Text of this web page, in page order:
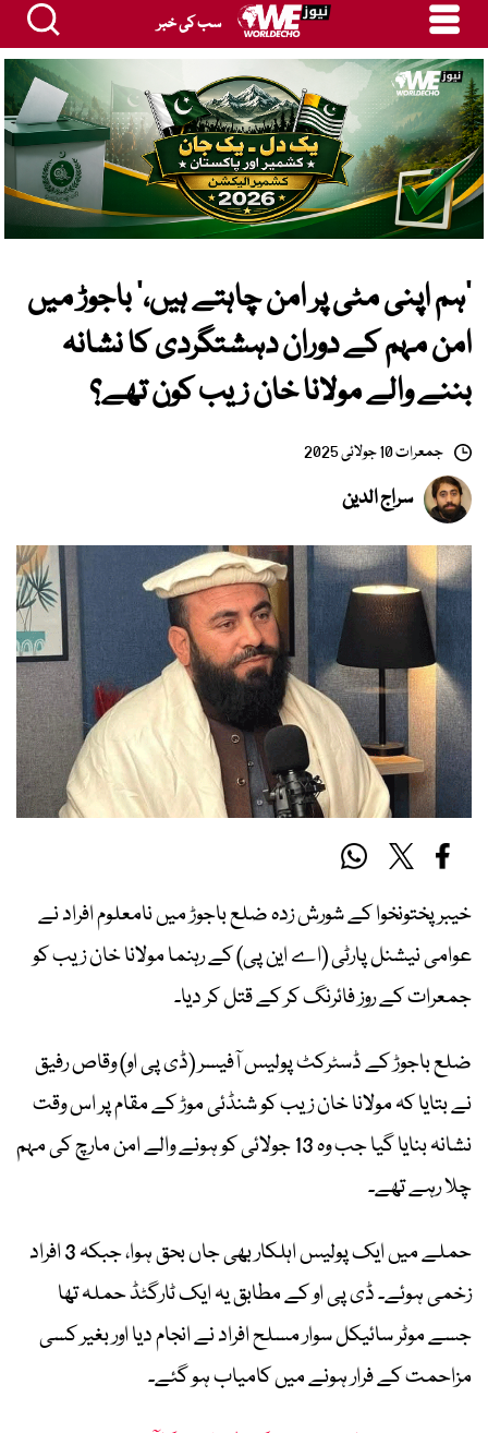
سب کی خبر
‘ہم اپنی مٹی پر امن چاہتے ہیں،’ باجوڑ میں
امن مہم کے دوران دہشتگردی کا نشانہ
بننے والے مولانا خان زیب کون تھے؟
جمعرات 10 جولائی 2025
سراج الدین
خیبر پختونخوا کے شورش زدہ ضلع باجوڑ میں نامعلوم افراد نے
عوامی نیشنل پارٹی (اے این پی) کے رہنما مولانا خان زیب کو
جمعرات کے روز فائرنگ کر کے قتل کر دیا۔
ضلع باجوڑ کے ڈسٹرکٹ پولیس آفیسر (ڈی پی او) وقاص رفیق
نے بتایا کہ مولانا خان زیب کو شنڈئی موڑ کے مقام پر اس وقت
نشانہ بنایا گیا جب وہ 13 جولائی کو ہونے والے امن مارچ کی مہم
چلا رہے تھے۔
حملے میں ایک پولیس اہلکار بھی جاں بحق ہوا، جبکہ 3 افراد
زخمی ہوئے۔ ڈی پی او کے مطابق یہ ایک ٹارگٹڈ حملہ تھا
جسے موٹر سائیکل سوار مسلح افراد نے انجام دیا اور بغیر کسی
مزاحمت کے فرار ہونے میں کامیاب ہو گئے۔